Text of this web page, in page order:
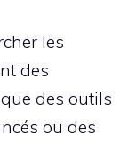
les
des
des outils
ou des